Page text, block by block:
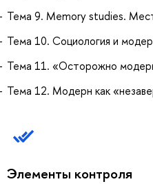
Тема 9. Memory studies.
Тема 10. Социология и
Тема 11. «Осторожно
Тема 12. Модерн как
Элементы контроля